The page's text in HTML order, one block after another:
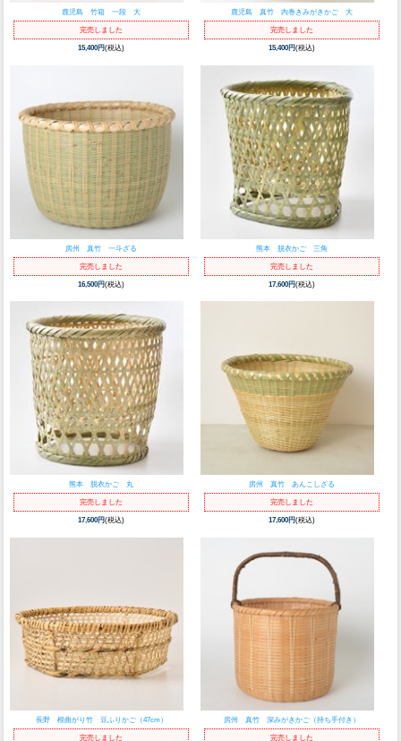
鹿児島 竹箱 一段 大
完売しました
15,400円(税込)
鹿児島 真竹 内巻きみがきかご 大
完売しました
15,400円(税込)
房州 真竹 一斗ざる
完売しました
16,500円(税込)
熊本 脱衣かご 三角
完売しました
17,600円(税込)
熊本 脱衣かご 丸
完売しました
17,600円(税込)
房州 真竹 あんこしざる
完売しました
17,600円(税込)
長野 根曲がり竹 豆ふりかご（47cm）
完売しました
房州 真竹 深みがきかご（持ち手付き）
完売しました